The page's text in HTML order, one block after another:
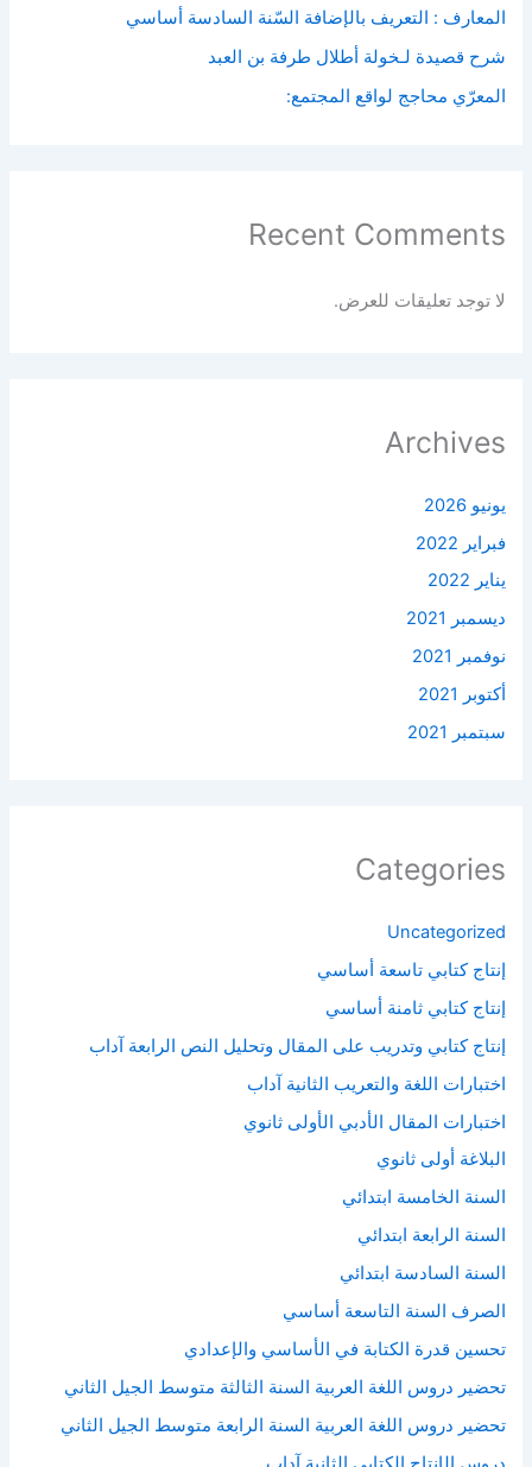
المعارف : التعريف بالإضافة السّنة السادسة أساسي
شرح قصيدة لـخولة أطلال طرفة بن العبد
المعرّي محاجج لواقع المجتمع:
Recent Comments
لا توجد تعليقات للعرض.
Archives
يونيو 2026
فبراير 2022
يناير 2022
ديسمبر 2021
نوفمبر 2021
أكتوبر 2021
سبتمبر 2021
Categories
Uncategorized
إنتاج كتابي تاسعة أساسي
إنتاج كتابي ثامنة أساسي
إنتاج كتابي وتدريب على المقال وتحليل النص الرابعة آداب
اختبارات اللغة والتعريب الثانية آداب
اختبارات المقال الأدبي الأولى ثانوي
البلاغة أولى ثانوي
السنة الخامسة ابتدائي
السنة الرابعة ابتدائي
السنة السادسة ابتدائي
الصرف السنة التاسعة أساسي
تحسين قدرة الكتابة في الأساسي والإعدادي
تحضير دروس اللغة العربية السنة الثالثة متوسط الجيل الثاني
تحضير دروس اللغة العربية السنة الرابعة متوسط الجيل الثاني